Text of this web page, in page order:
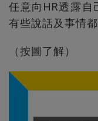
任意向HR透露自
有些說話及事情
（按圖了解）